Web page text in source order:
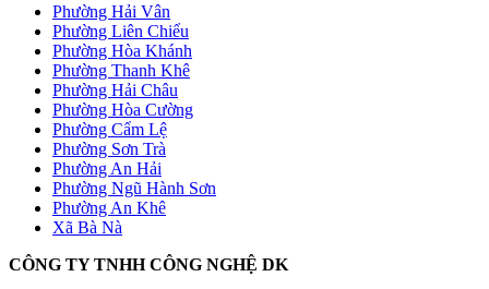
Phường Hải Vân
Phường Liên Chiểu
Phường Hòa Khánh
Phường Thanh Khê
Phường Hải Châu
Phường Hòa Cường
Phường Cẩm Lệ
Phường Sơn Trà
Phường An Hải
Phường Ngũ Hành Sơn
Phường An Khê
Xã Bà Nà
CÔNG TY TNHH CÔNG NGHỆ DK